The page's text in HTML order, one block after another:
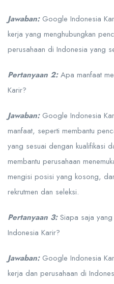
Jawaban:Google Indonesia
kerja yang menghubungkan
perusahaan di Indonesia yang
Pertanyaan 2:Apa manfaat
Karir?
Jawaban:Google Indonesia
manfaat, seperti membantu
yang sesuai dengan kualifikasi
membantu perusahaan
mengisi posisi yang kosong,
rekrutmen dan seleksi.
Pertanyaan 3:Siapa saja
Indonesia Karir?
Jawaban:Google Indonesia
kerja dan perusahaan di